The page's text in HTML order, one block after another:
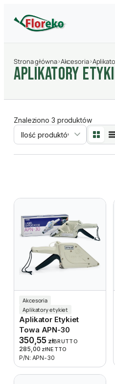
Strona główna›Akcesoria›
Aplikatory
Znaleziono 3 produktów
Akcesoria
Aplikatory etykiet
Aplikator Etykiet
Towa APN-30
350,55 złBRUTTO
285,00 złNETTO
P/N: APN-30